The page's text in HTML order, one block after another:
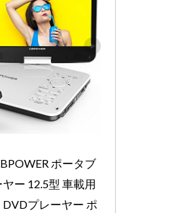
ポータブ
ー 12.5型 車載用
プレーヤー ポ